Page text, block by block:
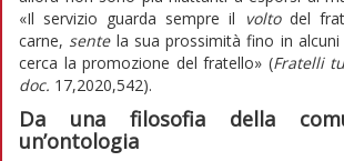
«Il servizio guarda sempre il
voltodel
carne, sentela sua prossimità fino in alcuni
cerca la promozione del fratello» (Fratelli
doc. 17,2020,542).
Da una filosofia della
un’ontologia